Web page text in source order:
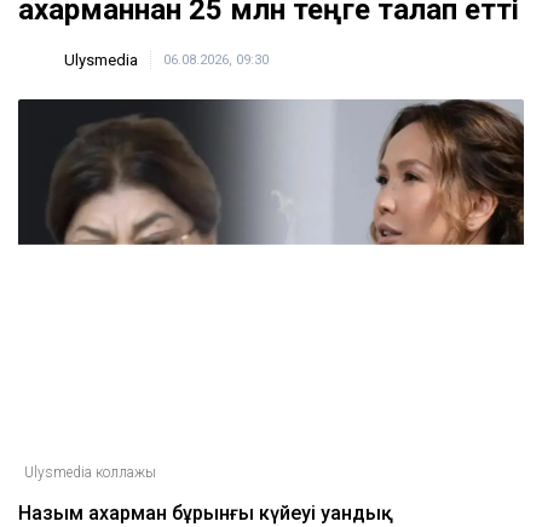
Қахарманнан 25 млн теңге талап етті
Ulysmedia 06.08.2026, 09:30
Ulysmedia коллажы
Назым Қахарман бұрынғы күйеуі Қуандық